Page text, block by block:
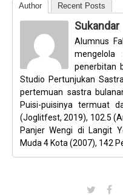
Author Recent Posts
Sukandar
Alumnus
mengelola
penerbitan
Studio Pertunjukan
pertemuan sastra
Puisi-puisinya termuat
(Joglitfest, 2019), 102.5
Panjer Wengi di Langit
Muda 4 Kota (2007), 142